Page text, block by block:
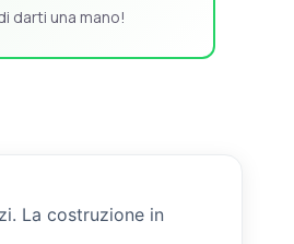
darti una mano!
La costruzione in